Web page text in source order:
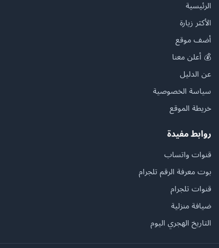
الرئيسية
الأكثر زيارة
أضف موقع
💰 أعلن معنا
عن الدليل
سياسة الخصوصية
خريطة الموقع
روابط مفيدة
قنوات واتساب
بوت معرفة الرقم تلجرام
قنوات تلجرام
ضيافة منزلية
التاريخ الهجري اليوم